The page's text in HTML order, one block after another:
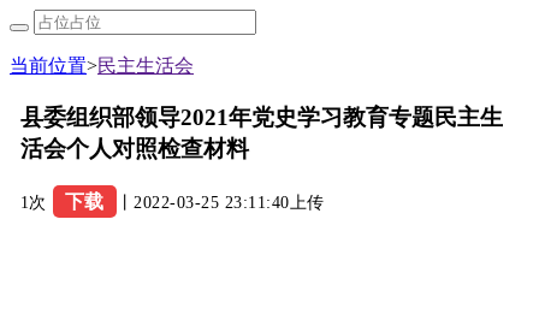
当前位置>民主生活会
县委组织部领导2021年党史学习教育专题民主生
活会个人对照检查材料
1次 下载 丨2022-03-25 23:11:40上传